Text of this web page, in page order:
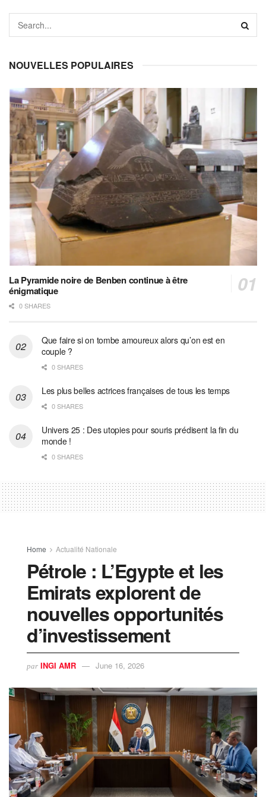
NOUVELLES POPULAIRES
La Pyramide noire de Benben continue à être
énigmatique
0 SHARES
Que faire si on tombe amoureux alors qu’on est en
couple ?
0 SHARES
Les plus belles actrices françaises de tous les temps
0 SHARES
Univers 25 : Des utopies pour souris prédisent la fin du
monde !
0 SHARES
Home Actualité Nationale
Pétrole : L’Egypte et les
Emirats explorent de
nouvelles opportunités
d’investissement
par INGI AMR June 16, 2026